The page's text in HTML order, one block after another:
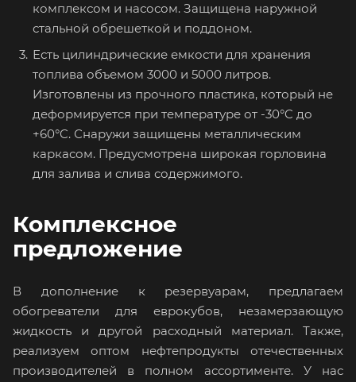
комплексом и насосом. Защищена наружной
стальной обрешеткой и поддоном.
Есть цилиндрические емкости для хранения
топлива объемом 3000 и 5000 литров.
Изготовлены из прочного пластика, который не
деформируется при температуре от -30°C до
+60°C. Снаружи защищены металлическим
каркасом. Предусмотрена широкая горловина
для залива и слива содержимого.
Комплексное
предложение
В дополнение к резервуарам, предлагаем
обогреватели для еврокубов, незамерзающую
жидкость и другой расходный материал. Также,
реализуем оптом нефтепродукты отечественных
производителей в полном ассортименте. У нас